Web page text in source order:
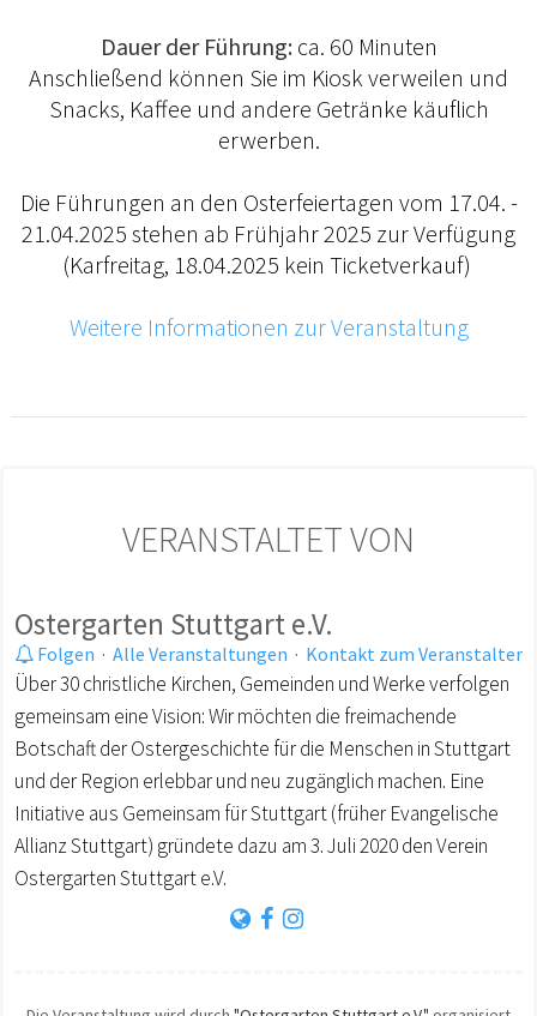
Dauer der Führung:ca. 60 Minuten
Anschließend können Sie im Kiosk verweilen und
Snacks, Kaffee und andere Getränke käuflich
erwerben.
Die Führungen an den Osterfeiertagen vom 17.04. -
21.04.2025 stehen ab Frühjahr 2025 zur Verfügung
(Karfreitag, 18.04.2025 kein Ticketverkauf)
Weitere Informationen zur Veranstaltung
VERANSTALTET VON
Ostergarten Stuttgart e.V.
Folgen · Alle Veranstaltungen · Kontakt zum Veranstalter
Über 30 christliche Kirchen, Gemeinden und Werke verfolgen
gemeinsam eine Vision: Wir möchten die freimachende
Botschaft der Ostergeschichte für die Menschen in Stuttgart
und der Region erlebbar und neu zugänglich machen. Eine
Initiative aus Gemeinsam für Stuttgart (früher Evangelische
Allianz Stuttgart) gründete dazu am 3. Juli 2020 den Verein
Ostergarten Stuttgart e.V.